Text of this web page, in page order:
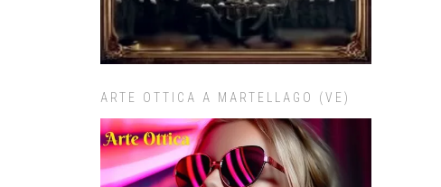
ARTE OTTICA A MARTELLAGO (VE)